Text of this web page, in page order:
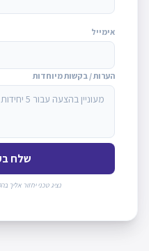
אימייל
הערות / בקשות מיוחדות
שלח
נציג טכני יחזור